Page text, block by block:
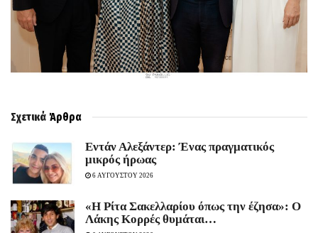
Σχετικά Άρθρα
Εντάν Αλεξάντερ: Ένας πραγματικός
μικρός ήρωας
6 ΑΥΓΟΥΣΤΟΥ 2026
«Η Ρίτα Σακελλαρίου όπως την έζησα»: Ο
Λάκης Κορρές θυμάται…